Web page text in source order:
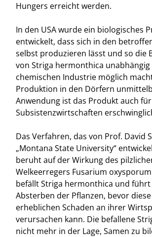
Hungers erreicht werden.
In den USA wurde ein biologisches
entwickelt, dass sich in den
selbst produzieren lässt und so die
von Striga hermonthica
chemischen Industrie möglich
Produktion in den Dörfern
Anwendung ist das Produkt auch
Subsistenzwirtschaften
Das Verfahren, das von Prof. David
„Montana State University“
beruht auf der Wirkung des
Welkeerregers Fusarium
befällt Striga hermonthica und führt
Absterben der Pflanzen, bevor
erheblichen Schaden an ihrer
verursachen kann. Die befallene
nicht mehr in der Lage, Samen zu